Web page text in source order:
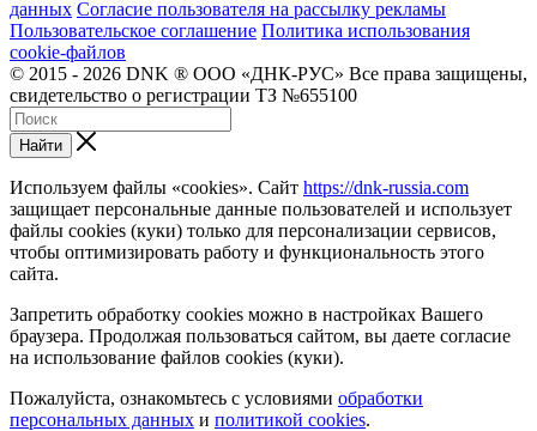
данных Согласие пользователя на рассылку рекламы
Пользовательское соглашение Политика использования
cookie-файлов
© 2015 - 2026 DNK ® ООО «ДНК-РУС» Все права защищены,
свидетельство о регистрации ТЗ №655100
Найти
Используем файлы «cookies». Сайт https://dnk-russia.com
защищает персональные данные пользователей и использует
файлы cookies (куки) только для персонализации сервисов,
чтобы оптимизировать работу и функциональность этого
сайта.
Запретить обработку cookies можно в настройках Вашего
браузера. Продолжая пользоваться сайтом, вы даете согласие
на использование файлов cookies (куки).
Пожалуйста, ознакомьтесь с условиями обработки
персональных данных и политикой cookies.